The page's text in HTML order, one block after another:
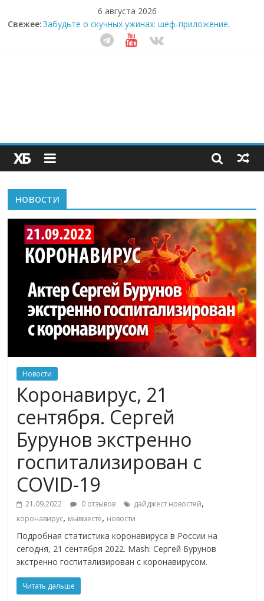
6 августа 2026
Свежее:Забудьте о скучных ужинах: шеф-приложение,
которое видит вашу еду насквозь
Небо зовёт: как бизнес на полётах дронов и
Секрет супергидратации: почему кокосовая вода с
пребиотиками становится главным трендом
здорового питания
новости
Новости
Коронавирус, 21
сентября. Сергей
Бурунов экстренно
госпитализирован с
COVID-19
21.09.2022 0 отзывов дайджест новостей,
коронавирус, мывместе, новости
Подробная статистика коронавируса в России на
сегодня, 21 сентября 2022. Mash: Сергей Бурунов
экстренно госпитализирован с коронавирусом.
Читать дальше